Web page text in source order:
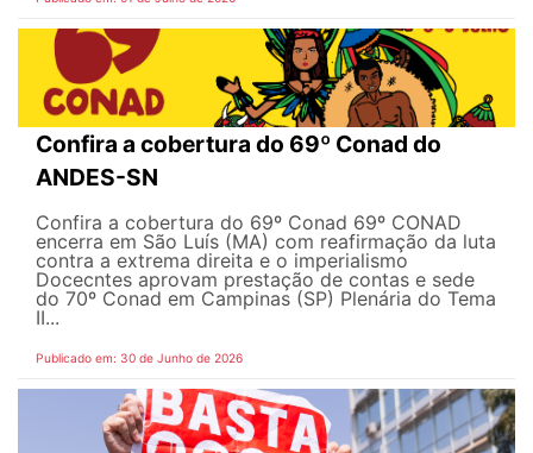
Confira a cobertura do 69º Conad do
ANDES-SN
Confira a cobertura do 69º Conad 69º CONAD
encerra em São Luís (MA) com reafirmação da luta
contra a extrema direita e o imperialismo
Docecntes aprovam prestação de contas e sede
do 70º Conad em Campinas (SP) Plenária do Tema
II...
Publicado em: 30 de Junho de 2026